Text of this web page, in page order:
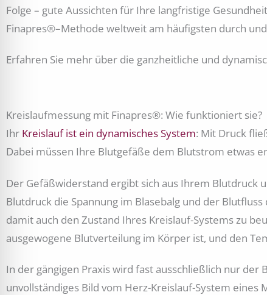
Folge – gute Aussichten für Ihre langfristige
Finapres®–Methode weltweit am häufigsten durch
Erfahren Sie mehr über die ganzheitliche und
Kreislaufmessung mit Finapres®: Wie funktioniert sie?
Ihr Kreislauf ist ein dynamisches System: Mit Druck
Dabei müssen Ihre Blutgefäße dem Blutstrom etwas
Der Gefäßwiderstand ergibt sich aus Ihrem Blutdruck
Blutdruck die Spannung im Blasebalg und der
damit auch den Zustand Ihres Kreislauf-Systems zu
ausgewogene Blutverteilung im Körper ist, und den
In der gängigen Praxis wird fast ausschließlich nur
unvollständiges Bild vom Herz-Kreislauf-System